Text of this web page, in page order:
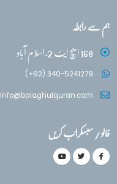
ہم سے رابطہ
168 ایچ ایٹ 2، اسلام آباد
(+92) 340-5241279
info@balaghulquran.com
فالو / سبسکرائب کریں